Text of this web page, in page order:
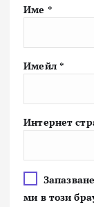
Име *
Имейл *
Интернет
ми в този